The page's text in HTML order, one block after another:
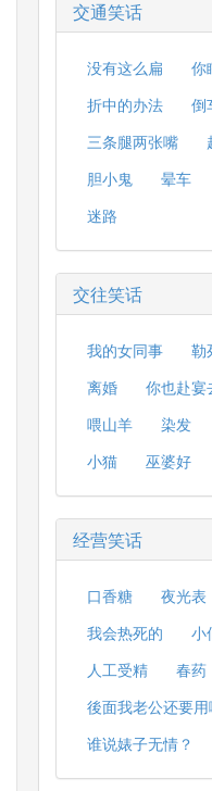
交通笑话
没有这么扁 你
折中的办法
倒
三条腿两张嘴
胆小鬼
晕车
迷路
交往笑话
我的女同事 勒
离婚
你也赴宴
喂山羊
染发
小猫
巫婆好
经营笑话
口香糖 夜光表
我会热死的
小
人工受精
春药
後面我老公还要
谁说婊子无情？